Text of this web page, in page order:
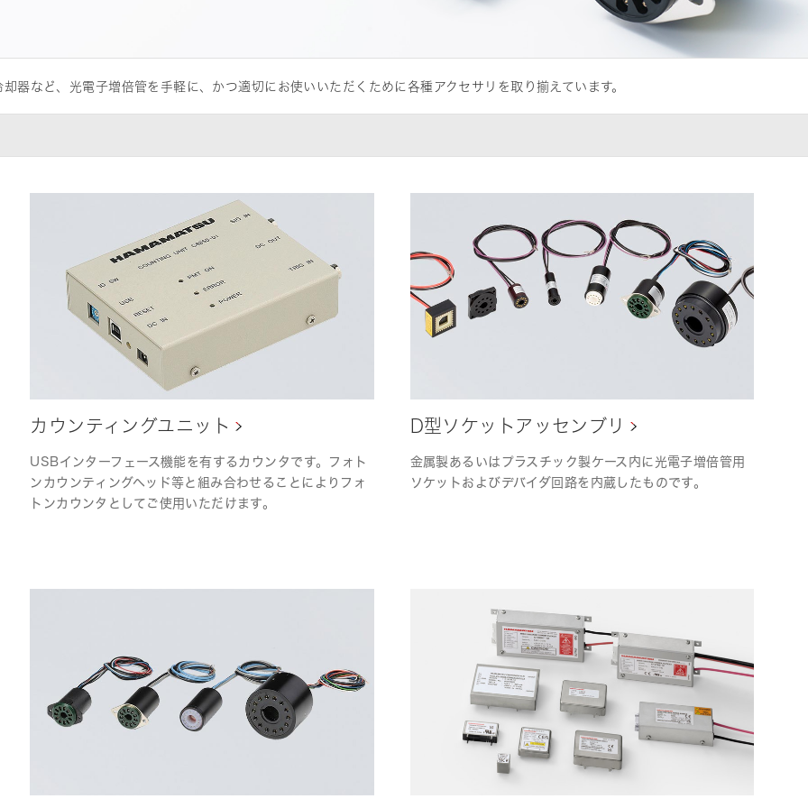
品質改善活動に積極的に取り組んで
器など、光電子増倍管を手軽に、かつ適切にお使いいただくために各種アクセサリを取り揃えています。
カウンティングユニット
USBインターフェース機能を有するカウンタです。フォト
ンカウンティングヘッド等と組み合わせることによりフォ
トンカウンタとしてご使用いただけます。
D型ソケットアッセンブリ
金属製あるいはプラスチック製ケース内に光電子増倍管用
ソケットおよびデバイダ回路を内蔵したものです。